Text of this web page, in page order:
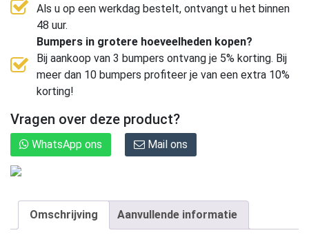
Als u op een werkdag bestelt, ontvangt u het binnen
48 uur.
Bumpers in grotere hoeveelheden kopen?
Bij aankoop van 3 bumpers ontvang je 5% korting. Bij
meer dan 10 bumpers profiteer je van een extra 10%
korting!
Vragen over deze product?
WhatsApp ons Mail ons
Omschrijving Aanvullende informatie